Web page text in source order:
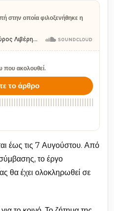
στην οποία φιλοξενήθηκε η
που ακολουθεί.
το άρθρο
έως τις 7 Αυγούστου. Από
το έργο
θα έχει ολοκληρωθεί σε